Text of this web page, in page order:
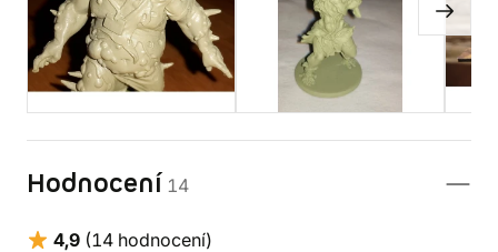
Hodnocení 14
4,9 (14 hodnocení)